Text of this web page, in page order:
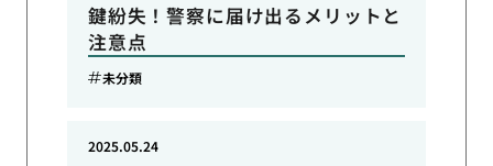
鍵紛失！警察に届け出るメリットと
注意点
未分類
2025.05.24